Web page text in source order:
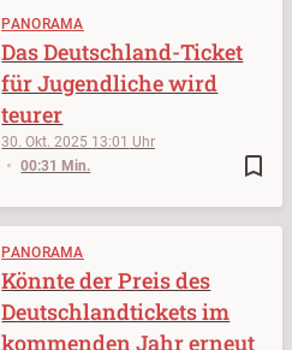
PANORAMA
bookmark_border
30. Okt. 2025 13:01
00:31 Min.
Das Deutschland-Ticket
für Jugendliche wird
teurer
PANORAMA
Könnte der Preis des
Deutschlandtickets im
kommenden Jahr erneut